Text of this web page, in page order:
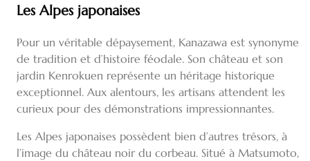
Les Alpes japonaises
Pour un véritable dépaysement, Kanazawa est synonyme
de tradition et d’histoire féodale. Son château et son
jardin Kenrokuen représente un héritage historique
exceptionnel. Aux alentours, les artisans attendent les
curieux pour des démonstrations impressionnantes.
Les Alpes japonaises possèdent bien d’autres trésors, à
l’image du château noir du corbeau. Situé à Matsumoto,